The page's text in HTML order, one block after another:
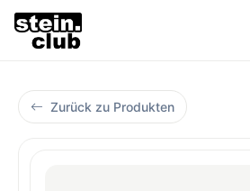
Zurück zu Produkten